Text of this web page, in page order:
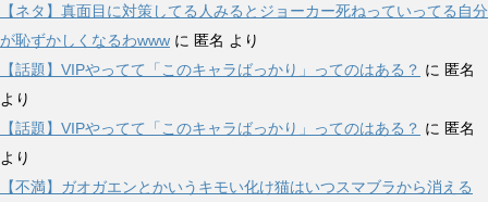
【ネタ】真面目に対策してる人みるとジョーカー死ねっていってる自分
が恥ずかしくなるわwww に 匿名 より
【話題】VIPやってて「このキャラばっかり」ってのはある？ に 匿名
より
【話題】VIPやってて「このキャラばっかり」ってのはある？ に 匿名
より
【不満】ガオガエンとかいうキモい化け猫はいつスマブラから消える